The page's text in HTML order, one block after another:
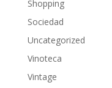
Shopping
Sociedad
Uncategorized
Vinoteca
Vintage